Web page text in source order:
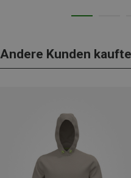
Andere Kunden